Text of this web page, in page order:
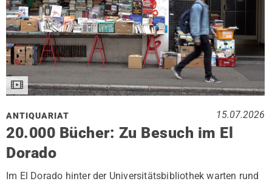
ANTIQUARIAT 15.07.2026
20.000 Bücher: Zu Besuch im El
Dorado
Im El Dorado hinter der Universitätsbibliothek warten rund